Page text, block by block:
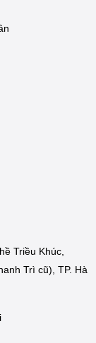
chính hãng
Nhà phân phối
Dịch vụ khách
và chính sách
phẩm"
Triều Khúc,
Trì cũ), TP. Hà